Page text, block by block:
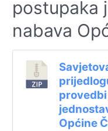
postupaka
nabava
Općine